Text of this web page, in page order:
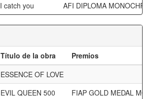
I catch you AFI DIPLOMA
Título de la obra
Premios
ESSENCE OF LOVE
EVIL QUEEN 500
FIAP GOLD MEDAL